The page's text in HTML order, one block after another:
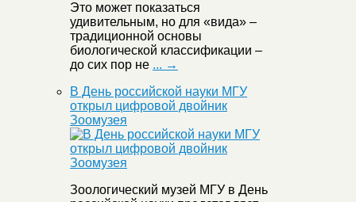
Это может показаться
удивительным, но для «вида» –
традиционной основы
биологической классификации –
до сих пор не ... →
В День российской науки МГУ
открыл цифровой двойник
Зоомузея
Зоологический музей МГУ в День